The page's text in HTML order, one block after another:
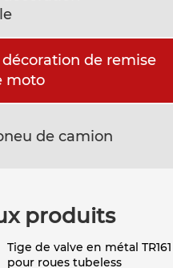
décoration de remise
moto
de camion
produits
Tige de valve en métal TR161
pour roues tubeless